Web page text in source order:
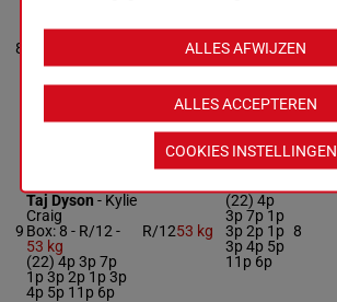
8
Glen Cortes
54.5 kg
54.5
kg
6p 9p 8p
4p 6p 11p
1p 2p 11p
6
9
Taj Dyson - Kylie
Craig
Box: 8 - R/12 -
53 kg
(22) 4p 3p 7p
1p 3p 2p 1p 3p
4p 5p 11p 6p
R/1253 kg
(22) 4p
3p 7p 1p
3p 2p 1p
3p 4p 5p
11p 6p
8
ALLES ACCEPTEREN
ALLES AFWIJZEN
COOKIES INSTELLINGEN